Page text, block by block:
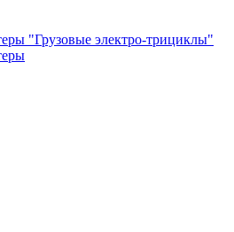
"Грузовые электро‑трициклы"